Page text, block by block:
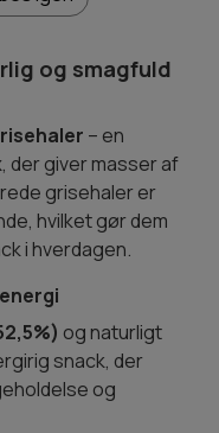
og smagfuld
– en
, der giver masser af
grisehaler er
hvilket gør dem
i hverdagen.
og naturligt
snack, der
og